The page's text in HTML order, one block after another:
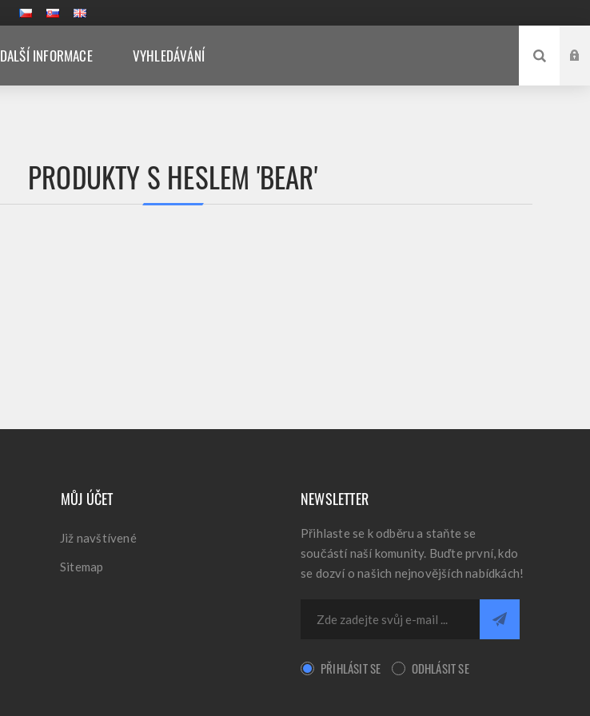
DALŠÍ INFORMACE VYHLEDÁVÁNÍ
PRODUKTY S HESLEM 'BEAR'
MŮJ ÚČET
Již navštívené
Sitemap
NEWSLETTER
Přihlaste se k odběru a staňte se
součástí naší komunity. Buďte první, kdo
se dozví o našich nejnovějších nabídkách!
PŘIHLÁSIT SE ODHLÁSIT SE